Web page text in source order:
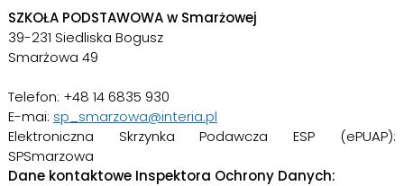
SZKOŁA PODSTAWOWA w Smarżowej
39-231 Siedliska Bogusz
Smarżowa 49
Telefon: +48 14 6835 930
E-mai: sp_smarzowa@interia.pl
Elektroniczna Skrzynka Podawcza ESP (ePUAP):
SPSmarzowa
Dane kontaktowe Inspektora Ochrony Danych: